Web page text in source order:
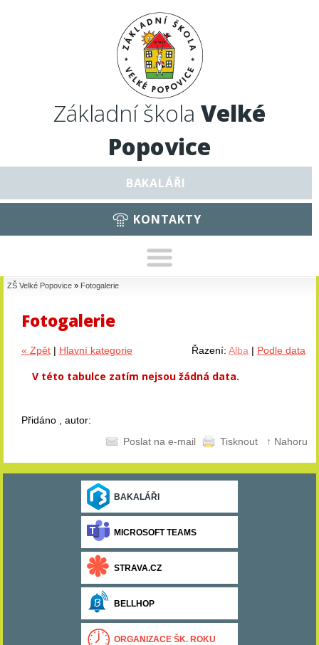
Základní škola Velké
Popovice
BAKALÁŘI
KONTAKTY
ZŠ Velké Popovice » Fotogalerie
Fotogalerie
Řazení: Alba | Podle data
« Zpět| Hlavní kategorie
V této tabulce zatím nejsou žádná data.
Přidáno , autor:
Poslat na e-mail
Tisknout ↑ Nahoru
BAKALÁŘI
MICROSOFT TEAMS
STRAVA.CZ
BELLHOP
ORGANIZACE ŠK. ROKU